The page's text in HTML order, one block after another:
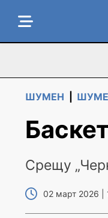
ШУМЕН
Срещу
02 март 2026 |